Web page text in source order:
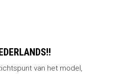
van het model,